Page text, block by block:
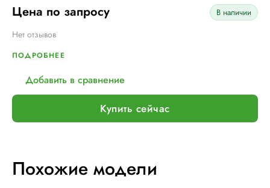
Цена по запросу
В наличии
Нет отзывов
ПОДРОБНЕЕ
Добавить в сравнение
Купить сейчас
Похожие модели